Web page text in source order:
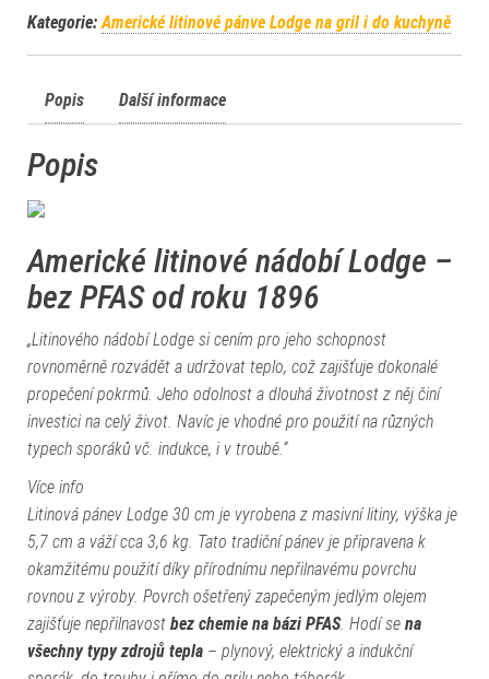
Kategorie:Americké litinové pánve Lodge na gril i do kuchyně
Popis Další informace
Popis
Americké litinové nádobí Lodge –
bez PFAS od roku 1896
„Litinového nádobí Lodge si cením pro jeho schopnost
rovnoměrně rozvádět a udržovat teplo, což zajišťuje dokonalé
propečení pokrmů. Jeho odolnost a dlouhá životnost z něj činí
investici na celý život. Navíc je vhodné pro použití na různých
typech sporáků vč. indukce, i v troubě.“
Více info
Litinová pánev Lodge 30 cm je vyrobena z masivní litiny, výška je
5,7 cm a váží cca 3,6 kg. Tato tradiční pánev je připravena k
okamžitému použití díky přírodnímu nepřilnavému povrchu
rovnou z výroby. Povrch ošetřený zapečeným jedlým olejem
zajišťuje nepřilnavost bez chemie na bázi PFAS. Hodí se na
všechny typy zdrojů tepla – plynový, elektrický a indukční